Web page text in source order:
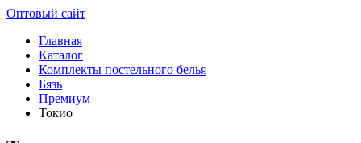
Оптовый сайт
Главная
Каталог
Комплекты постельного белья
Бязь
Премиум
Токио